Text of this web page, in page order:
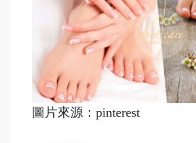
圖片來源：pinterest